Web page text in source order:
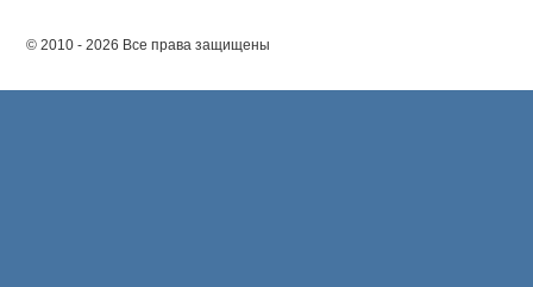
© 2010 - 2026 Все права защищены